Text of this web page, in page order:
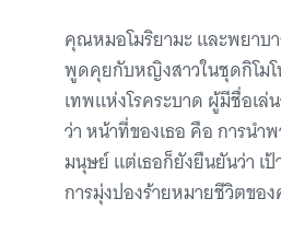
คุณหมอโมริยามะ และพยาบ
พูดคุยกับหญิงสาวในชุดกิโมโ
เทพแห่งโรคระบาด ผู้มีชื่อเล่
ว่า หน้าที่ของเธอ คือ การนำ
มนุษย์ แต่เธอก็ยังยืนยันว่า เป้
การมุ่งปองร้ายหมายชีวิตขอ